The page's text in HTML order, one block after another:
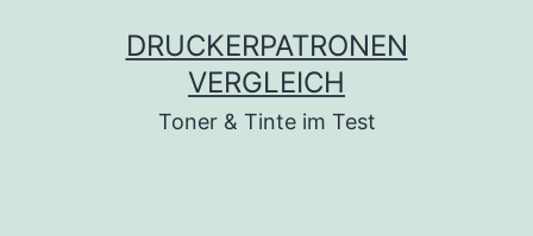
DRUCKERPATRONEN
VERGLEICH
Toner & Tinte im Test